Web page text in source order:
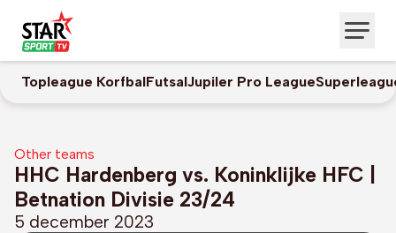
Topleague KorfbalFutsalJupiler Pro League
Other teams
HHC Hardenberg vs. Koninklijke HFC |
Betnation Divisie 23/24
5 december 2023